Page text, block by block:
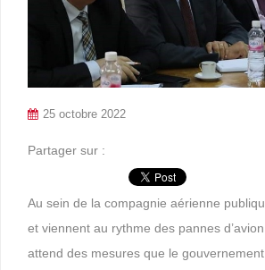
25 octobre 2022
Partager sur :
Au sein de la compagnie aérienne
et viennent au rythme des pannes
attend des mesures que le